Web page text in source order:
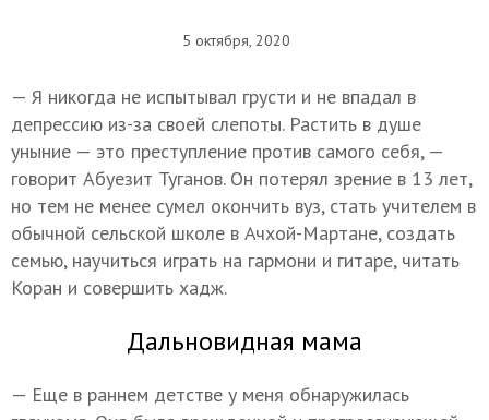
5 октября, 2020
— Я никогда не испытывал грусти и не впадал в
депрессию из-за своей слепоты. Растить в душе
уныние — это преступление против самого себя, —
говорит Абуезит Туганов. Он потерял зрение в 13 лет,
но тем не менее сумел окончить вуз, стать учителем в
обычной сельской школе в Ачхой-Мартане, создать
семью, научиться играть на гармони и гитаре, читать
Коран и совершить хадж.
Дальновидная мама
— Еще в раннем детстве у меня обнаружилась